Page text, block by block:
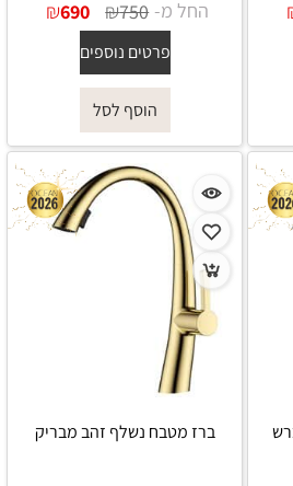
החל מ- ₪750
₪690
פרטים נוספים
הוסף לסל
ברז מטבח נשלף זהב מבריק